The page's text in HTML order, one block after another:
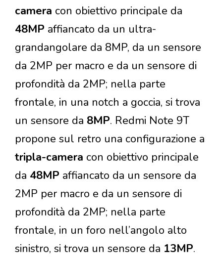
camera con obiettivo principale da
48MP affiancato da un ultra-
grandangolare da 8MP, da un sensore
da 2MP per macro e da un sensore di
profondità da 2MP; nella parte
frontale, in una notch a goccia, si trova
un sensore da 8MP. Redmi Note 9T
propone sul retro una configurazione a
tripla-camera con obiettivo principale
da 48MP affiancato da un sensore da
2MP per macro e da un sensore di
profondità da 2MP; nella parte
frontale, in un foro nell’angolo alto
sinistro, si trova un sensore da 13MP.